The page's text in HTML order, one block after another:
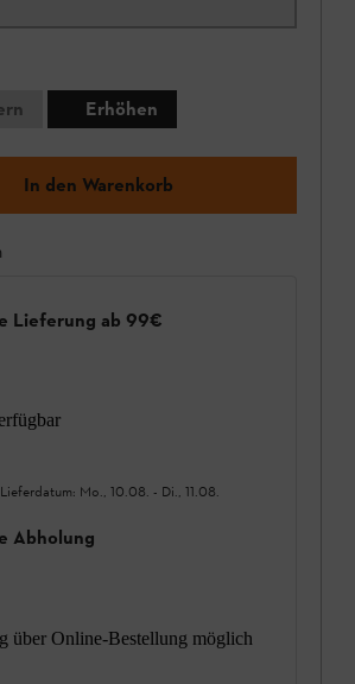
Erhöhen
In den Warenkorb
Lieferung ab 99€
Mo., 10.08. - Di., 11.08.
Abholung
über Online-Bestellung möglich